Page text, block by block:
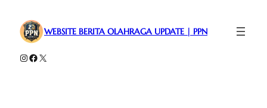
konten
WEBSITE BERITA OLAHRAGA UPDATE | PPN
Instagram
Facebook
X